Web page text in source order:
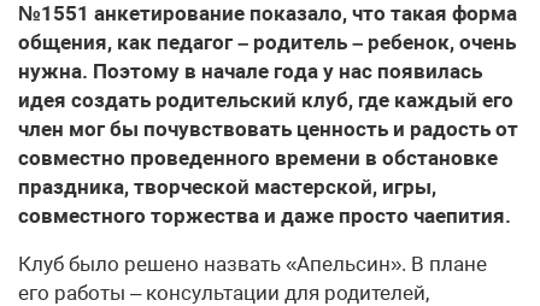
№1551 анкетирование показало, что такая форма
общения, как педагог – родитель – ребенок, очень
нужна. Поэтому в начале года у нас появилась
идея создать родительский клуб, где каждый его
член мог бы почувствовать ценность и радость от
совместно проведенного времени в обстановке
праздника, творческой мастерской, игры,
совместного торжества и даже просто чаепития.
Клуб было решено назвать «Апельсин». В плане
его работы – консультации для родителей,